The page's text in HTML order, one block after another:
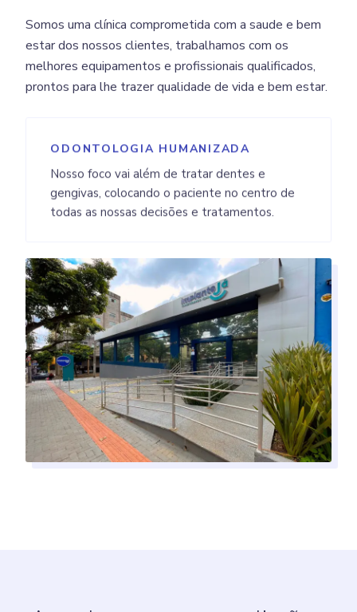
Somos uma clínica comprometida com a saude e bem
estar dos nossos clientes, trabalhamos com os
melhores equipamentos e profissionais qualificados,
prontos para lhe trazer qualidade de vida e bem estar.
ODONTOLOGIA HUMANIZADA
Nosso foco vai além de tratar dentes e
gengivas, colocando o paciente no centro de
todas as nossas decisões e tratamentos.